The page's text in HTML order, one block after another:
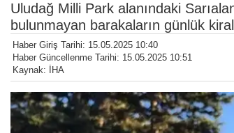
Uludağ Milli Park alanındaki
bulunmayan barakaların günlük
Haber Giriş Tarihi: 15.05.2025 10:40
Haber Güncellenme Tarihi: 15.05.2025 10:51
Kaynak: İHA